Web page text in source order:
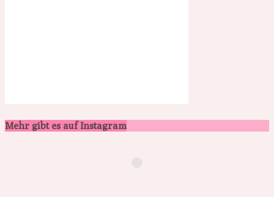
Mehr gibt es auf Instagram